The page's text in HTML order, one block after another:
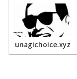
unagichoice.xyz